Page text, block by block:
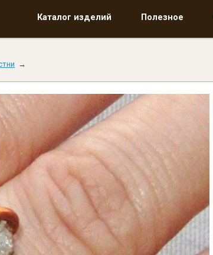
Каталог изделий Полезное
Каталог изделий Полезное
→